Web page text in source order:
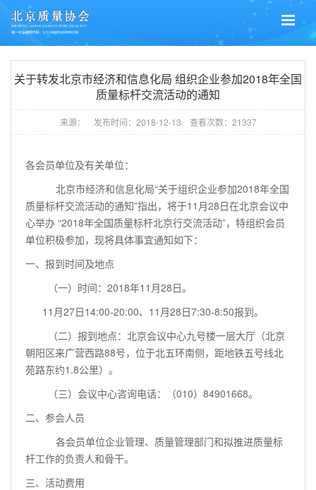
关于转发北京市经济和信息化局 组织企业参加2018年全国
质量标杆交流活动的通知
来源： 发布时间： 2018-12-13 查看次数： 21337
各会员单位及有关单位：
北京市经济和信息化局“关于组织企业参加2018年全国
质量标杆交流活动的通知”指出，将于11月28日在北京会议中
心举办 “2018年全国质量标杆北京行交流活动”，特组织会员
单位积极参加，现将具体事宜通知如下：
一、报到时间及地点
（一）时间： 2018年11 月28日。
11月27日14:00-20:00、 11 月28日7:30-8:50报到。
（二）报到地点：北京会议中心九号楼一层大厅（北京
朝阳区来广营西路88号，位于北五环南侧，距地铁五号线北
苑路东约1.8公里）。
（三）会议中心咨询电话：（010） 84901668。
二、参会人员
各会员单位企业管理、质量管理部门和拟推进质量标
杆工作的负责人和骨干。
三、活动费用